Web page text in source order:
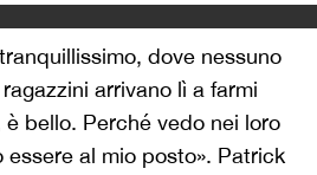
dove nessuno
arrivano lì a farmi
bello. Perché vedo nei loro
al mio posto». Patrick